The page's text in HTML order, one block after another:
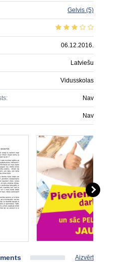
Gelvis (5)
06.12.2016.
Latviešu
Vidusskolas
Nav
Nav
Aizvērt